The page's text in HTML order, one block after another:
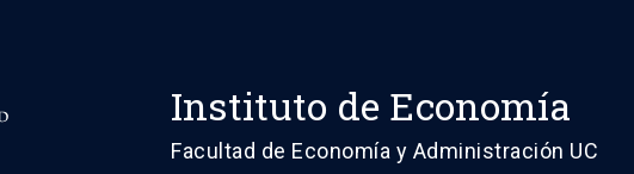
Instituto de Economía
Facultad de Economía y Administración UC